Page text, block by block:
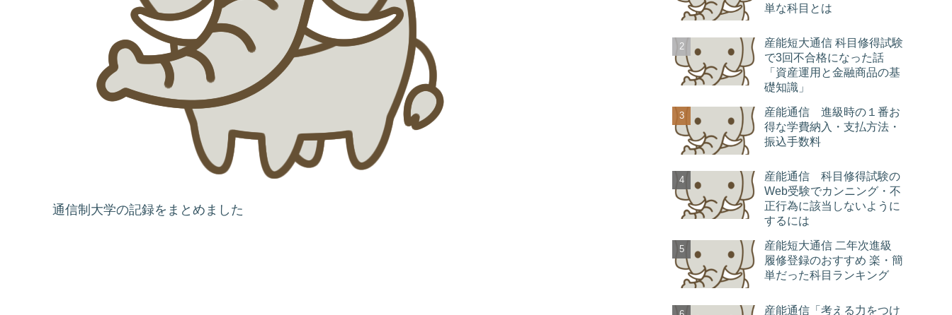
通信制大学の記録をまとめました
単な科目とは
産能短大通信 科目修得試験
で3回不合格になった話
「資産運用と金融商品の基
礎知識」
産能通信 進級時の１番お
得な学費納入・支払方法・
振込手数料
産能通信 科目修得試験の
Web受験でカンニング・不
正行為に該当しないように
するには
産能短大通信 二年次進級
履修登録のおすすめ 楽・簡
単だった科目ランキング
産能通信「考える力をつけ